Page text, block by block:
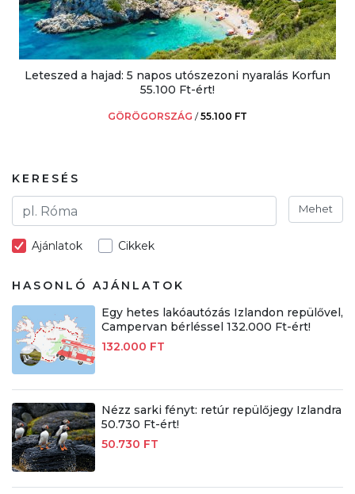
Leteszed a hajad: 5 napos utószezoni nyaralás Korfun
55.100 Ft-ért!
GÖRÖGORSZÁG /55.100 FT
KERESÉS
Mehet
Ajánlatok Cikkek
HASONLÓ AJÁNLATOK
Egy hetes lakóautózás Izlandon repülővel,
Campervan bérléssel 132.000 Ft-ért!
132.000 FT
Nézz sarki fényt: retúr repülőjegy Izlandra
50.730 Ft-ért!
50.730 FT